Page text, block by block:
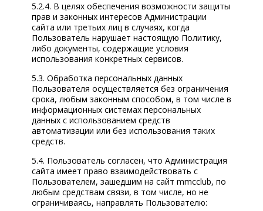
5.2.4. В целях обеспечения возможности защиты
прав и законных интересов Администрации
сайта или третьих лиц в случаях, когда
Пользователь нарушает настоящую Политику,
либо документы, содержащие условия
использования конкретных сервисов.
5.3. Обработка персональных данных
Пользователя осуществляется без ограничения
срока, любым законным способом, в том числе в
информационных системах персональных
данных с использованием средств
автоматизации или без использования таких
средств.
5.4. Пользователь согласен, что Администрация
сайта имеет право взаимодействовать с
Пользователем, зашедшим на сайт mmcclub, по
любым средствам связи, в том числе, но не
ограничиваясь, направлять Пользователю: